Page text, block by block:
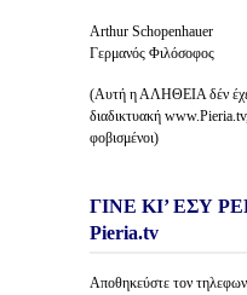
Arthur Schopenhauer
Γερμανός Φιλόσοφος
(Αυτή η ΑΛΗΘΕΙΑ δέν
διαδικτυακή
φοβισμένοι)
ΓΙΝΕ ΚΙ’ ΕΣΥ
Pieria.tv
Αποθηκεύστε τον